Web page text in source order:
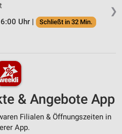
❯
Uhr |
Schließt in 32 Min.
& Angebote App
Filialen & Öffnungszeiten in
App.